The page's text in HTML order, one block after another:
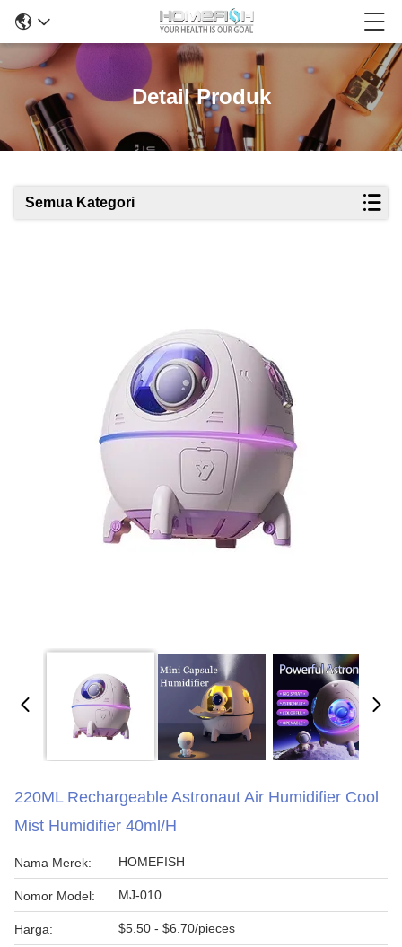
Detail Produk
Semua Kategori
220ML Rechargeable Astronaut Air Humidifier Cool
Mist Humidifier 40ml/H
Nama Merek: HOMEFISH
Nomor Model: MJ-010
Harga: $5.50 - $6.70/pieces